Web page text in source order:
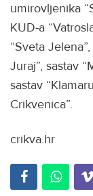
umirovljenika
KUD-a
“Sveta
Juraj”, sastav
sastav
Crikvenica”.